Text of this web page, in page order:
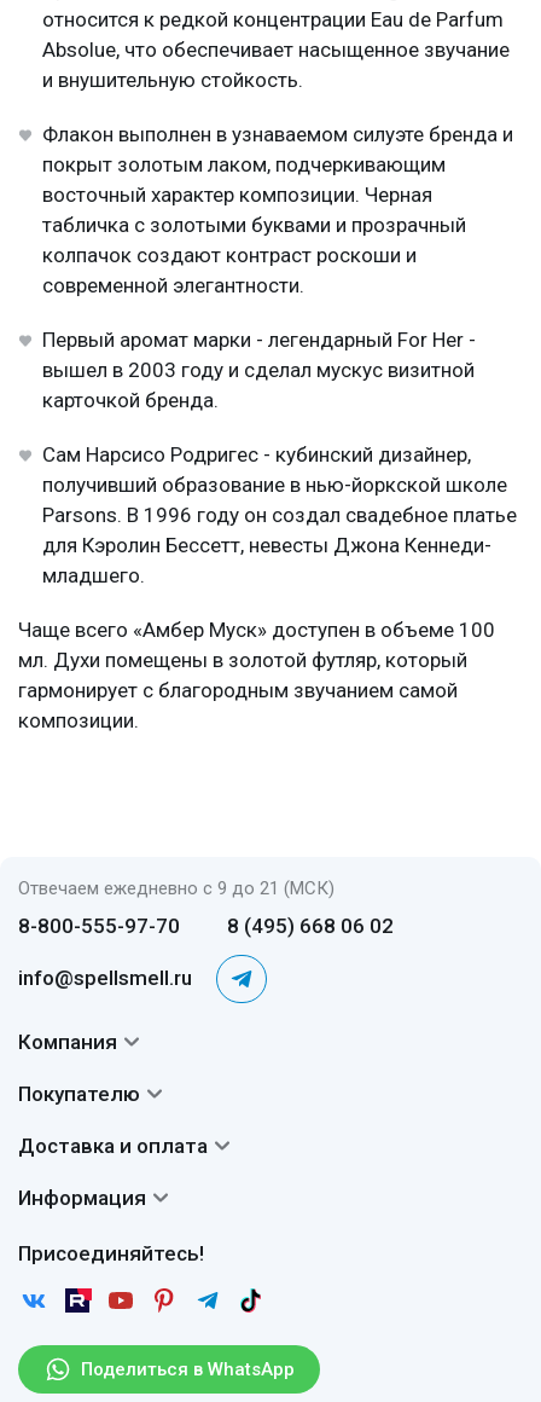
относится к редкой концентрации Eau de Parfum
Absolue, что обеспечивает насыщенное звучание
и внушительную стойкость.
Флакон выполнен в узнаваемом силуэте бренда и
покрыт золотым лаком, подчеркивающим
восточный характер композиции. Черная
табличка с золотыми буквами и прозрачный
колпачок создают контраст роскоши и
современной элегантности.
Первый аромат марки - легендарный For Her -
вышел в 2003 году и сделал мускус визитной
карточкой бренда.
Сам Нарсисо Родригес - кубинский дизайнер,
получивший образование в нью-йоркской школе
Parsons. В 1996 году он создал свадебное платье
для Кэролин Бессетт, невесты Джона Кеннеди-
младшего.
Чаще всего «Амбер Муск» доступен в объеме 100
мл. Духи помещены в золотой футляр, который
гармонирует с благородным звучанием самой
композиции.
Отвечаем ежедневно с 9 до 21 (МСК)
8-800-555-97-70 8 (495) 668 06 02
info@spellsmell.ru
Поделиться в WhatsApp
Присоединяйтесь!
Компания
Авторы
Сертификаты
Покупателю
Вопросы и ответы
Отзывы
Статьи
Рассылка
Доставка и оплата
Доставка
Возврат
Информация
Пользовательское соглашение
Защита персональных данных
Правила продажи товаров (Постановление Правительства